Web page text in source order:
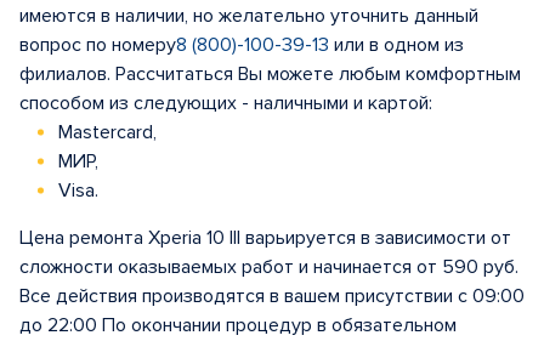
имеются в наличии, но желательно уточнить данный
вопрос по номеру8 (800)-100-39-13 или в одном из
филиалов. Рассчитаться Вы можете любым комфортным
способом из следующих - наличными и картой:
Mastercard,
МИР,
Visa.
Цена ремонта Xperia 10 III варьируется в зависимости от
сложности оказываемых работ и начинается от 590 руб.
Все действия производятся в вашем присутствии с 09:00
до 22:00 По окончании процедур в обязательном